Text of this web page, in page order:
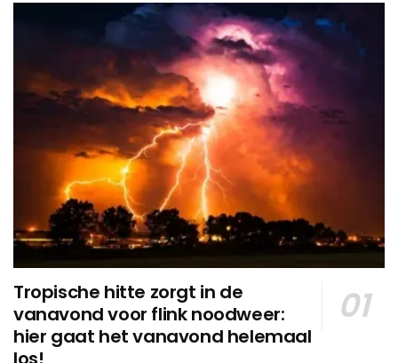
Tropische hitte zorgt in de
vanavond voor flink noodweer:
hier gaat het vanavond helemaal